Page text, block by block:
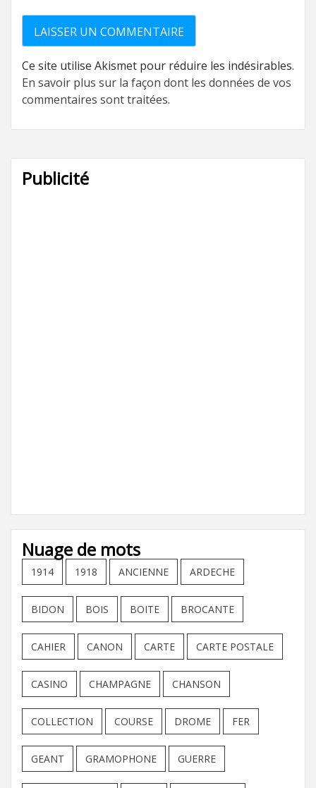
Ce site utilise Akismet pour réduire les indésirables.
En savoir plus sur la façon dont les données de vos
commentaires sont traitées.
Publicité
Nuage de mots
1914 1918 ANCIENNE ARDECHE
BIDON BOIS BOITE BROCANTE
CAHIER CANON CARTE CARTE POSTALE
CASINO CHAMPAGNE CHANSON
COLLECTION COURSE DROME FER
GEANT GRAMOPHONE GUERRE